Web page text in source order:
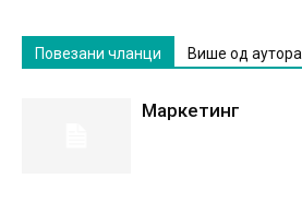
Повезани чланци Више од аутора
Маркетинг